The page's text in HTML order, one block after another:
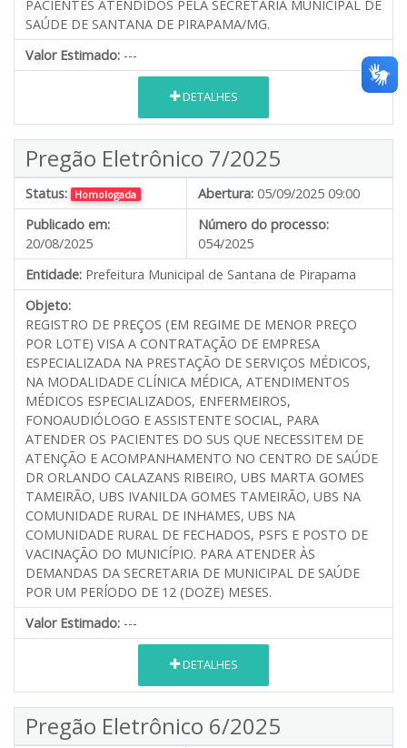
PACIENTES ATENDIDOS PELA SECRETARIA MUNICIPAL DE
SAÚDE DE SANTANA DE PIRAPAMA/MG.
Valor Estimado: ---
DETALHES
Pregão Eletrônico 7/2025
Status: Homologada Abertura: 05/09/2025 09:00
Publicado em:
20/08/2025
Número do processo:
054/2025
Entidade: Prefeitura Municipal de Santana de Pirapama
Objeto:
REGISTRO DE PREÇOS (EM REGIME DE MENOR PREÇO
POR LOTE) VISA A CONTRATAÇÃO DE EMPRESA
ESPECIALIZADA NA PRESTAÇÃO DE SERVIÇOS MÉDICOS,
NA MODALIDADE CLÍNICA MÉDICA, ATENDIMENTOS
MÉDICOS ESPECIALIZADOS, ENFERMEIROS,
FONOAUDIÓLOGO E ASSISTENTE SOCIAL, PARA
ATENDER OS PACIENTES DO SUS QUE NECESSITEM DE
ATENÇÃO E ACOMPANHAMENTO NO CENTRO DE SAÚDE
DR ORLANDO CALAZANS RIBEIRO, UBS MARTA GOMES
TAMEIRÃO, UBS IVANILDA GOMES TAMEIRÃO, UBS NA
COMUNIDADE RURAL DE INHAMES, UBS NA
COMUNIDADE RURAL DE FECHADOS, PSFS E POSTO DE
VACINAÇÃO DO MUNICÍPIO. PARA ATENDER ÀS
DEMANDAS DA SECRETARIA DE MUNICIPAL DE SAÚDE
POR UM PERÍODO DE 12 (DOZE) MESES.
Valor Estimado: ---
DETALHES
Pregão Eletrônico 6/2025